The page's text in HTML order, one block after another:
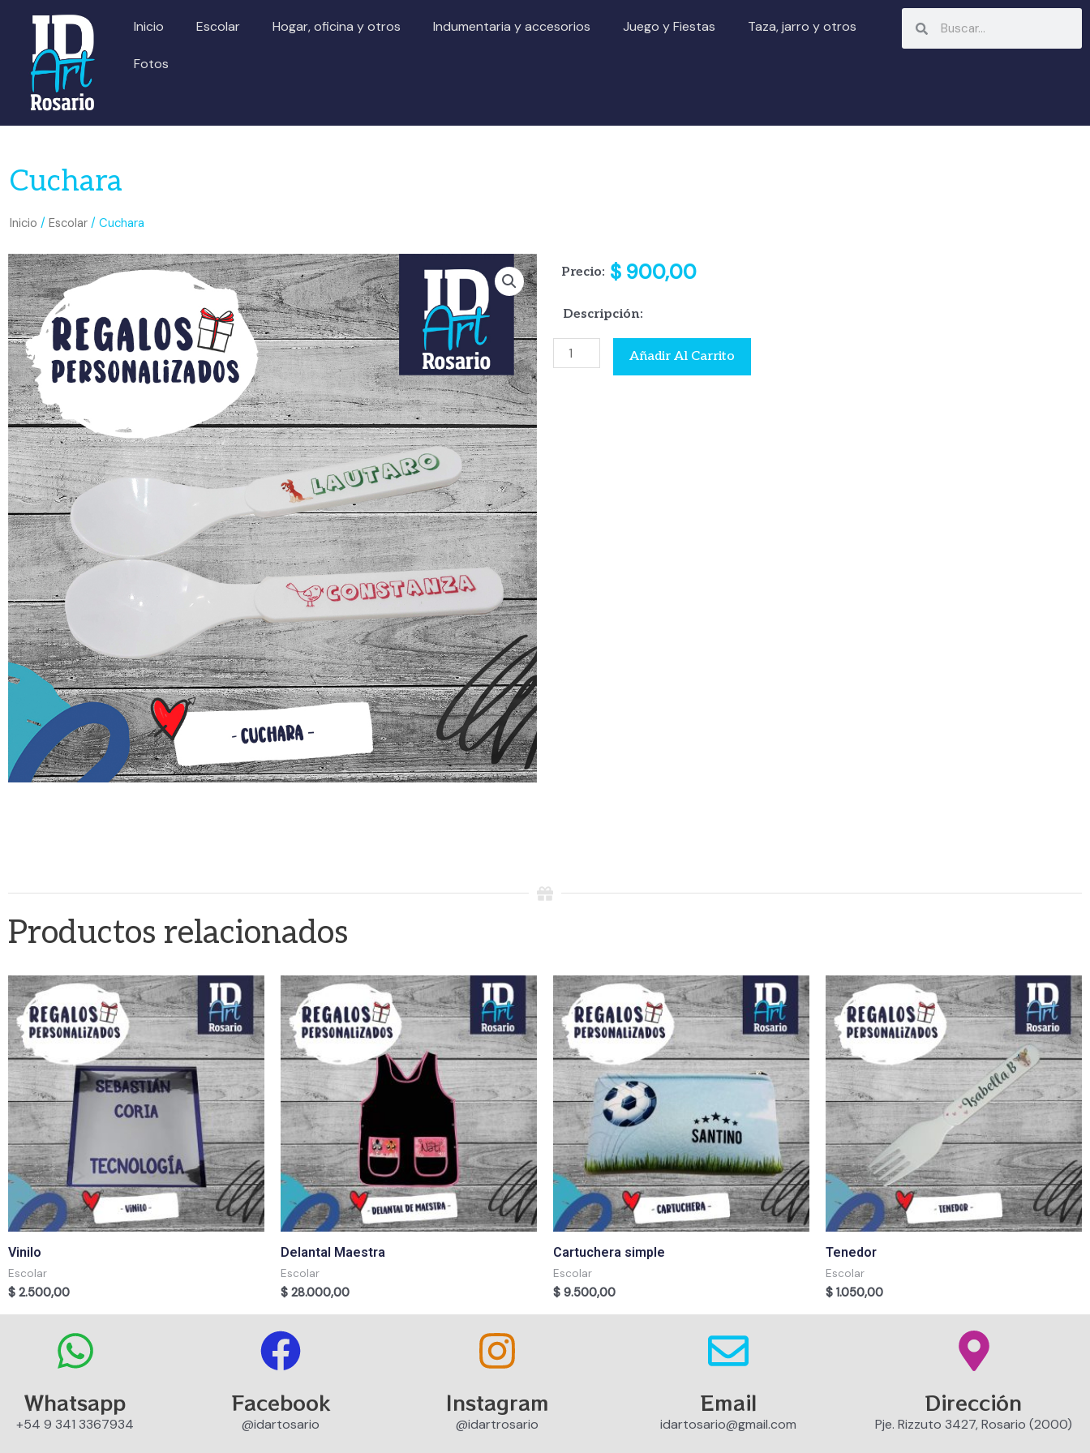
contenido
Inicio Escolar Hogar, oficina y otros Indumentaria y accesorios Juego y Fiestas Taza, jarro y otros
Fotos
Cuchara
Inicio / Escolar / Cuchara
Precio: $ 900,00
Descripción:
Cuchara
cantidad
Añadir Al Carrito
Productos relacionados
Vinilo
Escolar
$ 2.500,00
Delantal Maestra
Escolar
$ 28.000,00
Cartuchera simple
Escolar
$ 9.500,00
Tenedor
Escolar
$ 1.050,00
Whatsapp
+54 9 341 3367934
Facebook
@idartosario
Instagram
@idartrosario
Email
idartosario@gmail.com
Dirección
Pje. Rizzuto 3427, Rosario (2000)